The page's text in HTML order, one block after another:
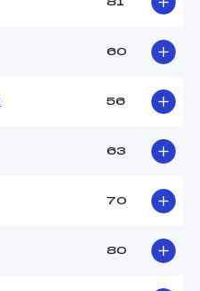
81
60
56
63
70
80